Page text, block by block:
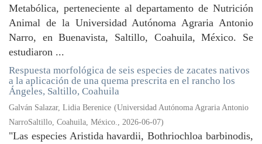
Metabólica, perteneciente al departamento de Nutrición
Animal de la Universidad Autónoma Agraria Antonio
Narro, en Buenavista, Saltillo, Coahuila, México. Se
estudiaron ...
Respuesta morfológica de seis especies de zacates nativos
a la aplicación de una quema prescrita en el rancho los
Ángeles, Saltillo, Coahuila
Galván Salazar, Lidia Berenice (Universidad Autónoma Agraria Antonio
NarroSaltillo, Coahuila, México., 2026-06-07)
"Las especies Aristida havardii, Bothriochloa barbinodis,